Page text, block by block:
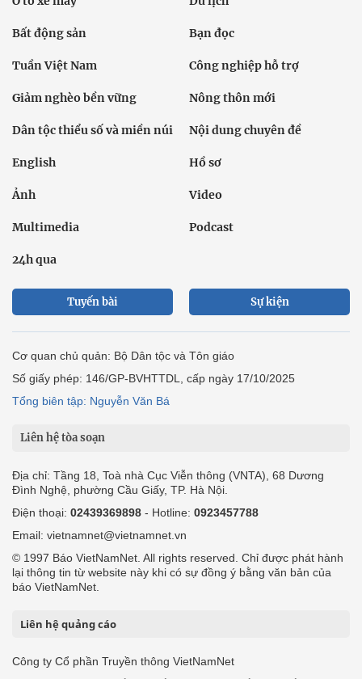
Bất động sản Bạn đọc
Tuần Việt Nam Công nghiệp hỗ trợ
Giảm nghèo bền vững Nông thôn mới
Dân tộc thiểu số và miền núi Nội dung chuyên đề
English Hồ sơ
Ảnh Video
Multimedia Podcast
24h qua
Tuyến bài Sự kiện
Cơ quan chủ quản: Bộ Dân tộc và Tôn giáo
Số giấy phép: 146/GP-BVHTTDL, cấp ngày 17/10/2025
Tổng biên tập: Nguyễn Văn Bá
Liên hệ tòa soạn
Địa chỉ: Tầng 18, Toà nhà Cục Viễn thông (VNTA), 68 Dương
Đình Nghệ, phường Cầu Giấy, TP. Hà Nội.
Điện thoại: 02439369898 - Hotline: 0923457788
Email: vietnamnet@vietnamnet.vn
© 1997 Báo VietNamNet. All rights reserved. Chỉ được phát hành
lại thông tin từ website này khi có sự đồng ý bằng văn bản của
báo VietNamNet.
Liên hệ quảng cáo
Công ty Cổ phần Truyền thông VietNamNet